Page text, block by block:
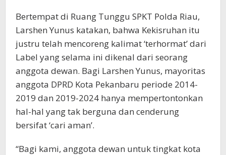
Bertempat di Ruang Tunggu SPKT Polda Riau,
Larshen Yunus katakan, bahwa Kekisruhan itu
justru telah mencoreng kalimat ‘terhormat’ dari
Label yang selama ini dikenal dari seorang
anggota dewan. Bagi Larshen Yunus, mayoritas
anggota DPRD Kota Pekanbaru periode 2014-
2019 dan 2019-2024 hanya mempertontonkan
hal-hal yang tak berguna dan cenderung
bersifat ‘cari aman’.
“Bagi kami, anggota dewan untuk tingkat kota